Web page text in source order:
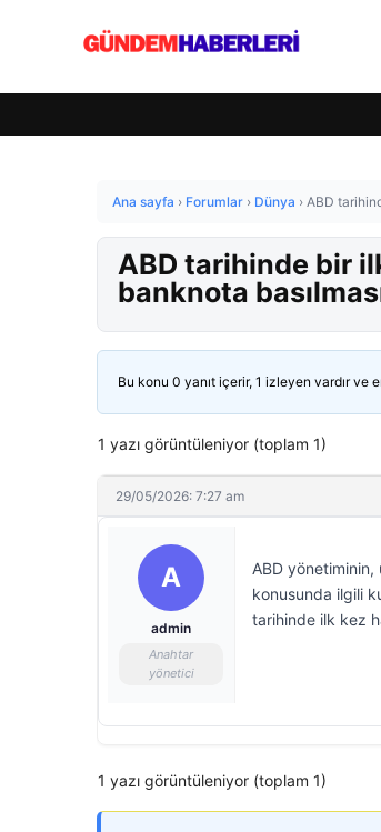
Ana sayfa › Forumlar › Dünya › ABD
ABD tarihinde bir
banknota
Bu konu 0 yanıt içerir, 1 izleyen vardır ve
1 yazı görüntüleniyor (toplam 1)
29/05/2026: 7:27 am
A
admin
Anahtar
yönetici
ABD yönetiminin,
konusunda ilgili
tarihinde ilk kez
1 yazı görüntüleniyor (toplam 1)